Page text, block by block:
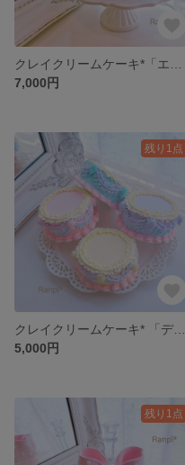
7,000円
残り1点
5,000円
残り1点